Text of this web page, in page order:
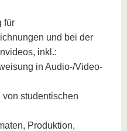
für
und bei der
inkl.:
in Audio-/Video-
studentischen
Produktion,